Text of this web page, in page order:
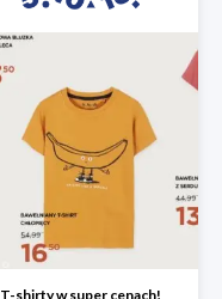
T-shirty w super cenach!